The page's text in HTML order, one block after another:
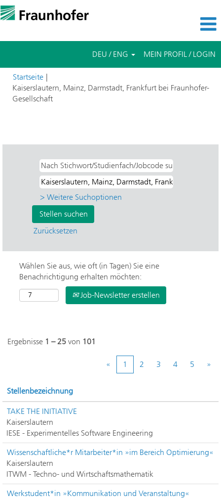
DEU / ENG MEIN PROFIL / LOGIN
Startseite |
Kaiserslautern, Mainz, Darmstadt, Frankfurt bei Fraunhofer-
Gesellschaft(aktuelle
> Weitere Suchoptionen
Zurücksetzen
Wählen Sie aus, wie oft (in Tagen) Sie eine
Benachrichtigung erhalten möchten:
Job-Newsletter erstellen
Ergebnisse 1 – 25 von 101
« 1 2 3 4 5 »
Stellenbezeichnung
TAKE THE INITIATIVE
Kaiserslautern
IESE - Experimentelles Software Engineering
Wissenschaftliche*r Mitarbeiter*in »im Bereich Optimierung«
Kaiserslautern
ITWM - Techno- und Wirtschaftsmathematik
Werkstudent*in »Kommunikation und Veranstaltung«